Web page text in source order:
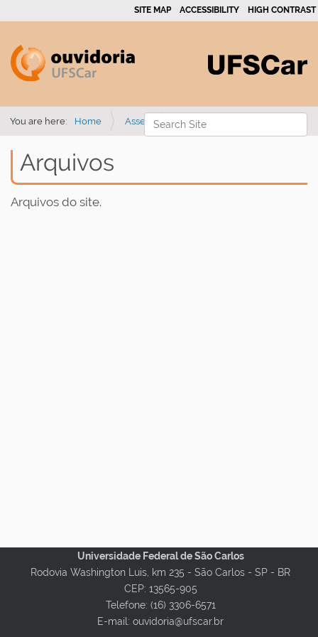
Search Site
SITE MAP ACCESSIBILITY HIGH CONTRAST
You are here: Home Assets Arquivos
Arquivos
Arquivos do site.
Universidade Federal de São Carlos
Rodovia Washington Luis, km 235 - São Carlos - SP - BR
CEP: 13565-905
Telefone: (16) 3306-6571
E-mail: ouvidoria@ufscar.br